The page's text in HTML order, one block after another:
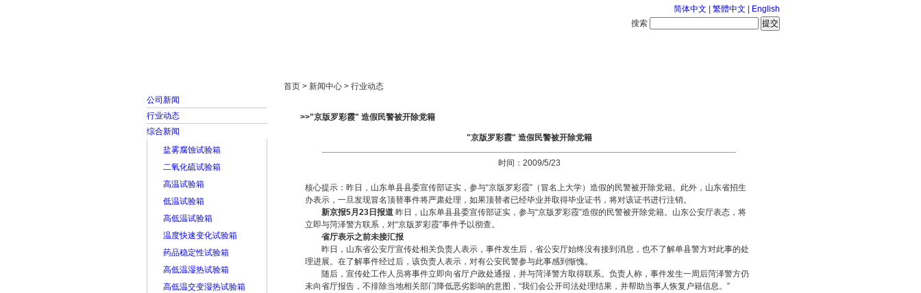
简体中文 繁體中文
English
搜索
公司新闻
行业动态
综合新闻
盐雾腐蚀试验箱
二氧化硫试验箱
高温试验箱
低温试验箱
高低温试验箱
温度快速变化试验箱
药品稳定性试验箱
高低温湿热试验箱
高低温交变湿热试验箱
首页 > 新闻中心 > 行业动态
>>"京版罗彩霞" 造假民警被开除党籍
"京版罗彩霞" 造假民警被开除党籍
时间：2009/5/23
核心提示：昨日，山东单县县委宣传部证实，参与“京版罗彩霞”（冒名上大学）造假的民警被开除党籍。此外，山东省招生
办表示，一旦发现冒名顶替事件将严肃处理，如果顶替者已经毕业并取得毕业证书，将对该证书进行注销。
新京报5月23日报道昨日，山东单县县委宣传部证实，参与“京版罗彩霞”造假的民警被开除党籍。山东公安厅表态，将
立即与菏泽警方联系，对“京版罗彩霞”事件予以彻查。
省厅表示之前未接汇报
昨日，山东省公安厅宣传处相关负责人表示，事件发生后，省公安厅始终没有接到消息，也不了解单县警方对此事的处
理进展。在了解事件经过后，该负责人表示，对有公安民警参与此事感到惭愧。
随后，宣传处工作人员将事件立即向省厅户政处通报，并与菏泽警方取得联系。负责人称，事件发生一周后菏泽警方仍
未向省厅报告，不排除当地相关部门降低恶劣影响的意图，“我们会公开司法处理结果，并帮助当事人恢复户籍信息。”